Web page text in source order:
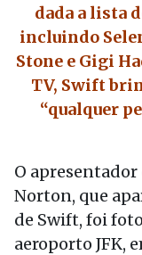
dada a lista
incluindo
Stone e Gigi
TV, Swift
“qualquer
O
Norton, que
de Swift, foi
aeroporto JFK,